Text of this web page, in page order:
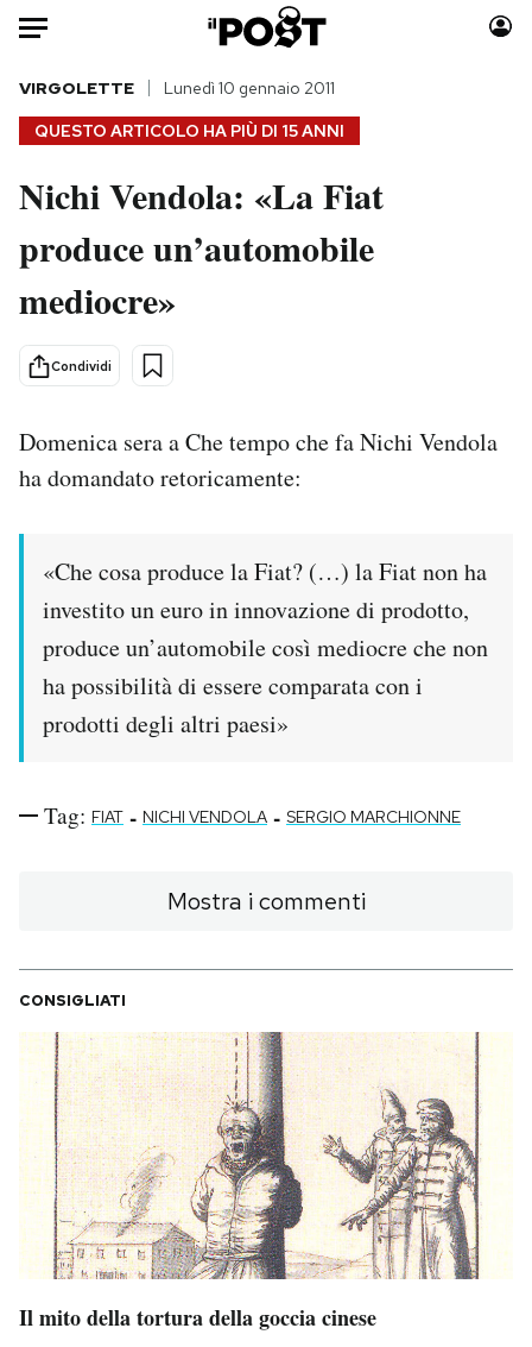
Auto
HOME
Italia
Politica
Tecnologia
Scienza
Economia
Sport
Moda
Consumismi
Altrecose
PODCAST
NEWSLETTER
I MIEI PREFERITI
SHOP
AREA PERSONALE
Newsletter
Notifiche mobile
Regala il Post
Hai bisogno di aiuto?
Esci
QUESTO ARTICOLO HA PIÙ DI 15 ANNI
VIRGOLETTE Lunedì 10 gennaio 2011
Nichi Vendola: «La Fiat
produce un’automobile
mediocre»
Condividi
Domenica sera a Che tempo che fa Nichi Vendola
ha domandato retoricamente:
«Che cosa produce la Fiat? (…) la Fiat non ha
investito un euro in innovazione di prodotto,
produce un’automobile così mediocre che non
ha possibilità di essere comparata con i
prodotti degli altri paesi»
Tag: FIAT - NICHI VENDOLA - SERGIO MARCHIONNE
Mostra i commenti
CONSIGLIATI
Il mito della tortura della goccia cinese